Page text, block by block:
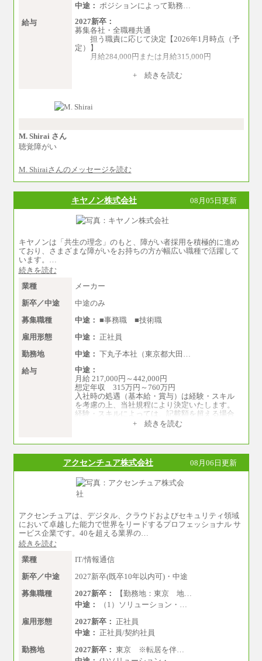
中途： ポジションによって勤務…
給与
2027新卒：
募集各社・全職種共通
担う職責に応じて決定【2026年1月時点（予
定）】
月給284,000円または月給315,000円
※入社後早期から、自律的な業務遂行が求
り高い職責を担う方については、さらに高い金
※上記に加え、所定労働時間外に勤務をし
ん。
中途：
＜募集各社・全職種共通＞
※試用期間中の給与に変更はありません。
+ 続きを読む
M. Shirai さん
聴覚障がい
M. Shiraiさんのメッセージを読む
キヤノン株式会社 08月05日更新
キヤノンは「共生の理念」のもと、障がい者採用を積極的に進め
ており、さまざまな障がいをお持ちの方が幅広い職種で活躍して
います。…
続きを読む
業種
メーカー
新卒／中途
中途のみ
募集職種
中途： ■事務職 ■技術職
雇用形態
中途： 正社員
勤務地
中途： 下丸子本社（東京都大田…
給与
中途：
月給 217,000円～442,000円
想定年収 315万円～760万円
入社時の処遇（基本給・賞与）は経験・スキル
を考慮の上、当社規程により決定いたします。
経験・スキルによっては、記載額を超える場合
+ 続きを読む
アクセンチュア株式会社 08月06日更新
アクセンチュアは、デジタル、クラウドおよびセキュリティ領域
において卓越した能力で世界をリードするプロフェッショナル サ
ービス企業です。40を超える業界の…
続きを読む
業種
IT/情報通信
新卒／中途
2027新卒(既卒10年以内可)・中途
募集職種
2027新卒：
【勤務地：東京 地…
中途：
（1）ソリューション・…
雇用形態
2027新卒： 正社員
中途： 正社員/契約社員
勤務地
2027新卒： 東京 ※転居を伴…